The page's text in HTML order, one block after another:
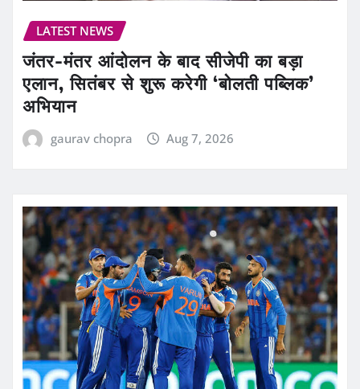
LATEST NEWS
जंतर-मंतर आंदोलन के बाद सीजेपी का बड़ा
एलान, सितंबर से शुरू करेगी ‘बोलती पब्लिक’
अभियान
gaurav chopra Aug 7, 2026